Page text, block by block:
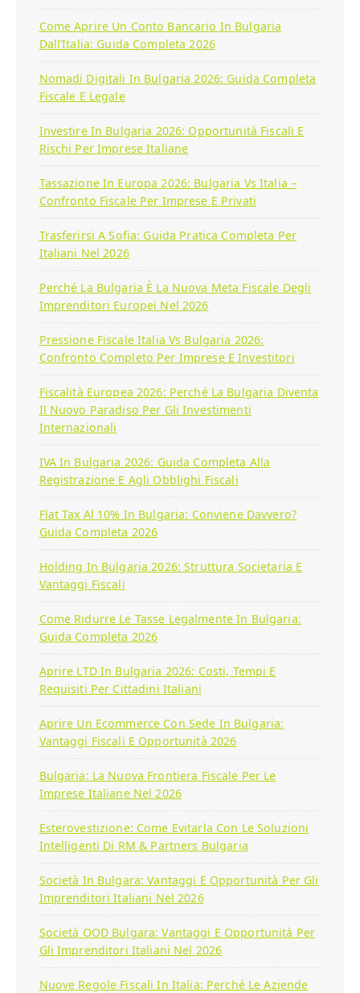
Come Aprire Un Conto Bancario In Bulgaria
Dall’Italia: Guida Completa 2026
Nomadi Digitali In Bulgaria 2026: Guida Completa
Fiscale E Legale
Investire In Bulgaria 2026: Opportunità Fiscali E
Rischi Per Imprese Italiane
Tassazione In Europa 2026: Bulgaria Vs Italia –
Confronto Fiscale Per Imprese E Privati
Trasferirsi A Sofia: Guida Pratica Completa Per
Italiani Nel 2026
Perché La Bulgaria È La Nuova Meta Fiscale Degli
Imprenditori Europei Nel 2026
Pressione Fiscale Italia Vs Bulgaria 2026:
Confronto Completo Per Imprese E Investitori
Fiscalità Europea 2026: Perché La Bulgaria Diventa
Il Nuovo Paradiso Per Gli Investimenti
Internazionali
IVA In Bulgaria 2026: Guida Completa Alla
Registrazione E Agli Obblighi Fiscali
Flat Tax Al 10% In Bulgaria: Conviene Davvero?
Guida Completa 2026
Holding In Bulgaria 2026: Struttura Societaria E
Vantaggi Fiscali
Come Ridurre Le Tasse Legalmente In Bulgaria:
Guida Completa 2026
Aprire LTD In Bulgaria 2026: Costi, Tempi E
Requisiti Per Cittadini Italiani
Aprire Un Ecommerce Con Sede In Bulgaria:
Vantaggi Fiscali E Opportunità 2026
Bulgaria: La Nuova Frontiera Fiscale Per Le
Imprese Italiane Nel 2026
Esterovestizione: Come Evitarla Con Le Soluzioni
Intelligenti Di RM & Partners Bulgaria
Società In Bulgara: Vantaggi E Opportunità Per Gli
Imprenditori Italiani Nel 2026
Società OOD Bulgara: Vantaggi E Opportunità Per
Gli Imprenditori Italiani Nel 2026
Nuove Regole Fiscali In Italia: Perché Le Aziende